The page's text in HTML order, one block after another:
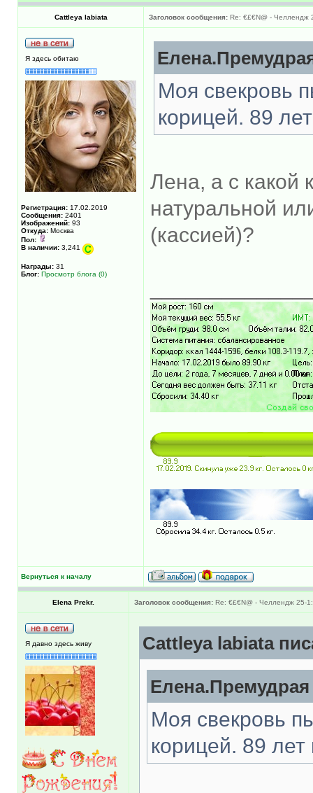
Cattleya labiata Заголовок сообщения: Re: €£€N@ - Челлендж
Я здесь обитаю
Регистрация: 17.02.2019
Сообщения: 2401
Изображений: 93
Откуда: Москва
Пол:
В наличии: 3,241
Награды: 31
Блог: Просмотр блога (0)
Моя свекровь
корицей. 89
Лена, а с какой
натуральной
(кассией)?
Вернуться к началу
Elena Prekr. Заголовок сообщения: Re: €£€N@ - Челлендж 25-
Я давно здесь живу Cattleya labiata
Моя свекровь
корицей. 89 лет